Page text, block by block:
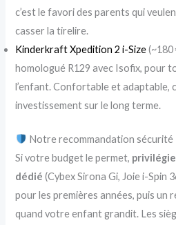
c’est le favori des parents qui
casser la tirelire.
Kinderkraft Xpedition 2 i-Size(~180
homologué R129 avec Isofix, pour
l’enfant. Confortable et adaptable,
investissement sur le long terme.
Notre recommandation sécurité
Si votre budget le permet,
dédié (Cybex Sirona Gi, Joie i-Spin
pour les premières années, puis un
quand votre enfant grandit. Les